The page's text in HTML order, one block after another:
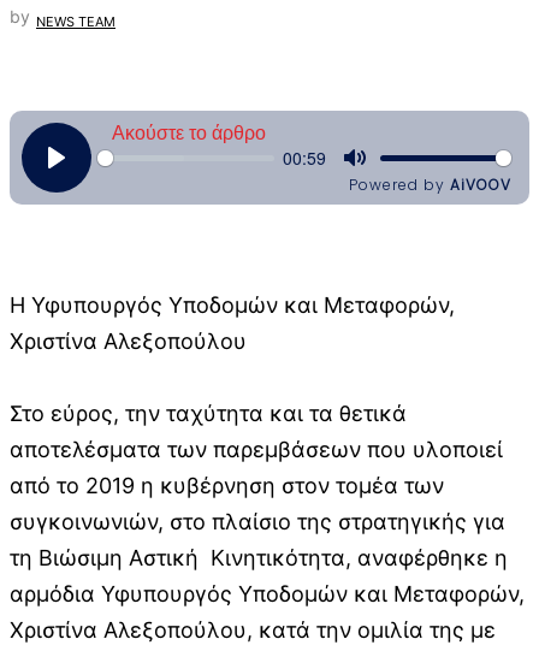
by NEWS TEAM
Η Υφυπουργός Υποδομών και Μεταφορών,
Χριστίνα Αλεξοπούλου
Στο εύρος, την ταχύτητα και τα θετικά
αποτελέσματα των παρεμβάσεων που υλοποιεί
από το 2019 η κυβέρνηση στον τομέα των
συγκοινωνιών, στο πλαίσιο της στρατηγικής για
τη Βιώσιμη Αστική Κινητικότητα, αναφέρθηκε η
αρμόδια Υφυπουργός Υποδομών και Μεταφορών,
Χριστίνα Αλεξοπούλου, κατά την ομιλία της με